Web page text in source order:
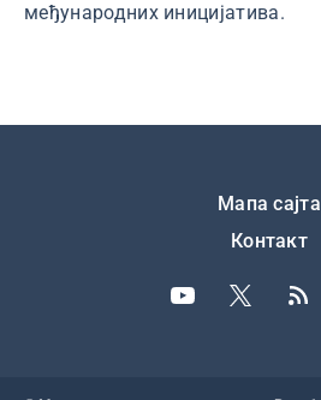
међународних иницијатива.
Мапа сајта
Контакт